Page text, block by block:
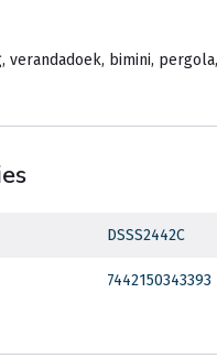
verandadoek, bimini,
DSSS2442C
7442150343393